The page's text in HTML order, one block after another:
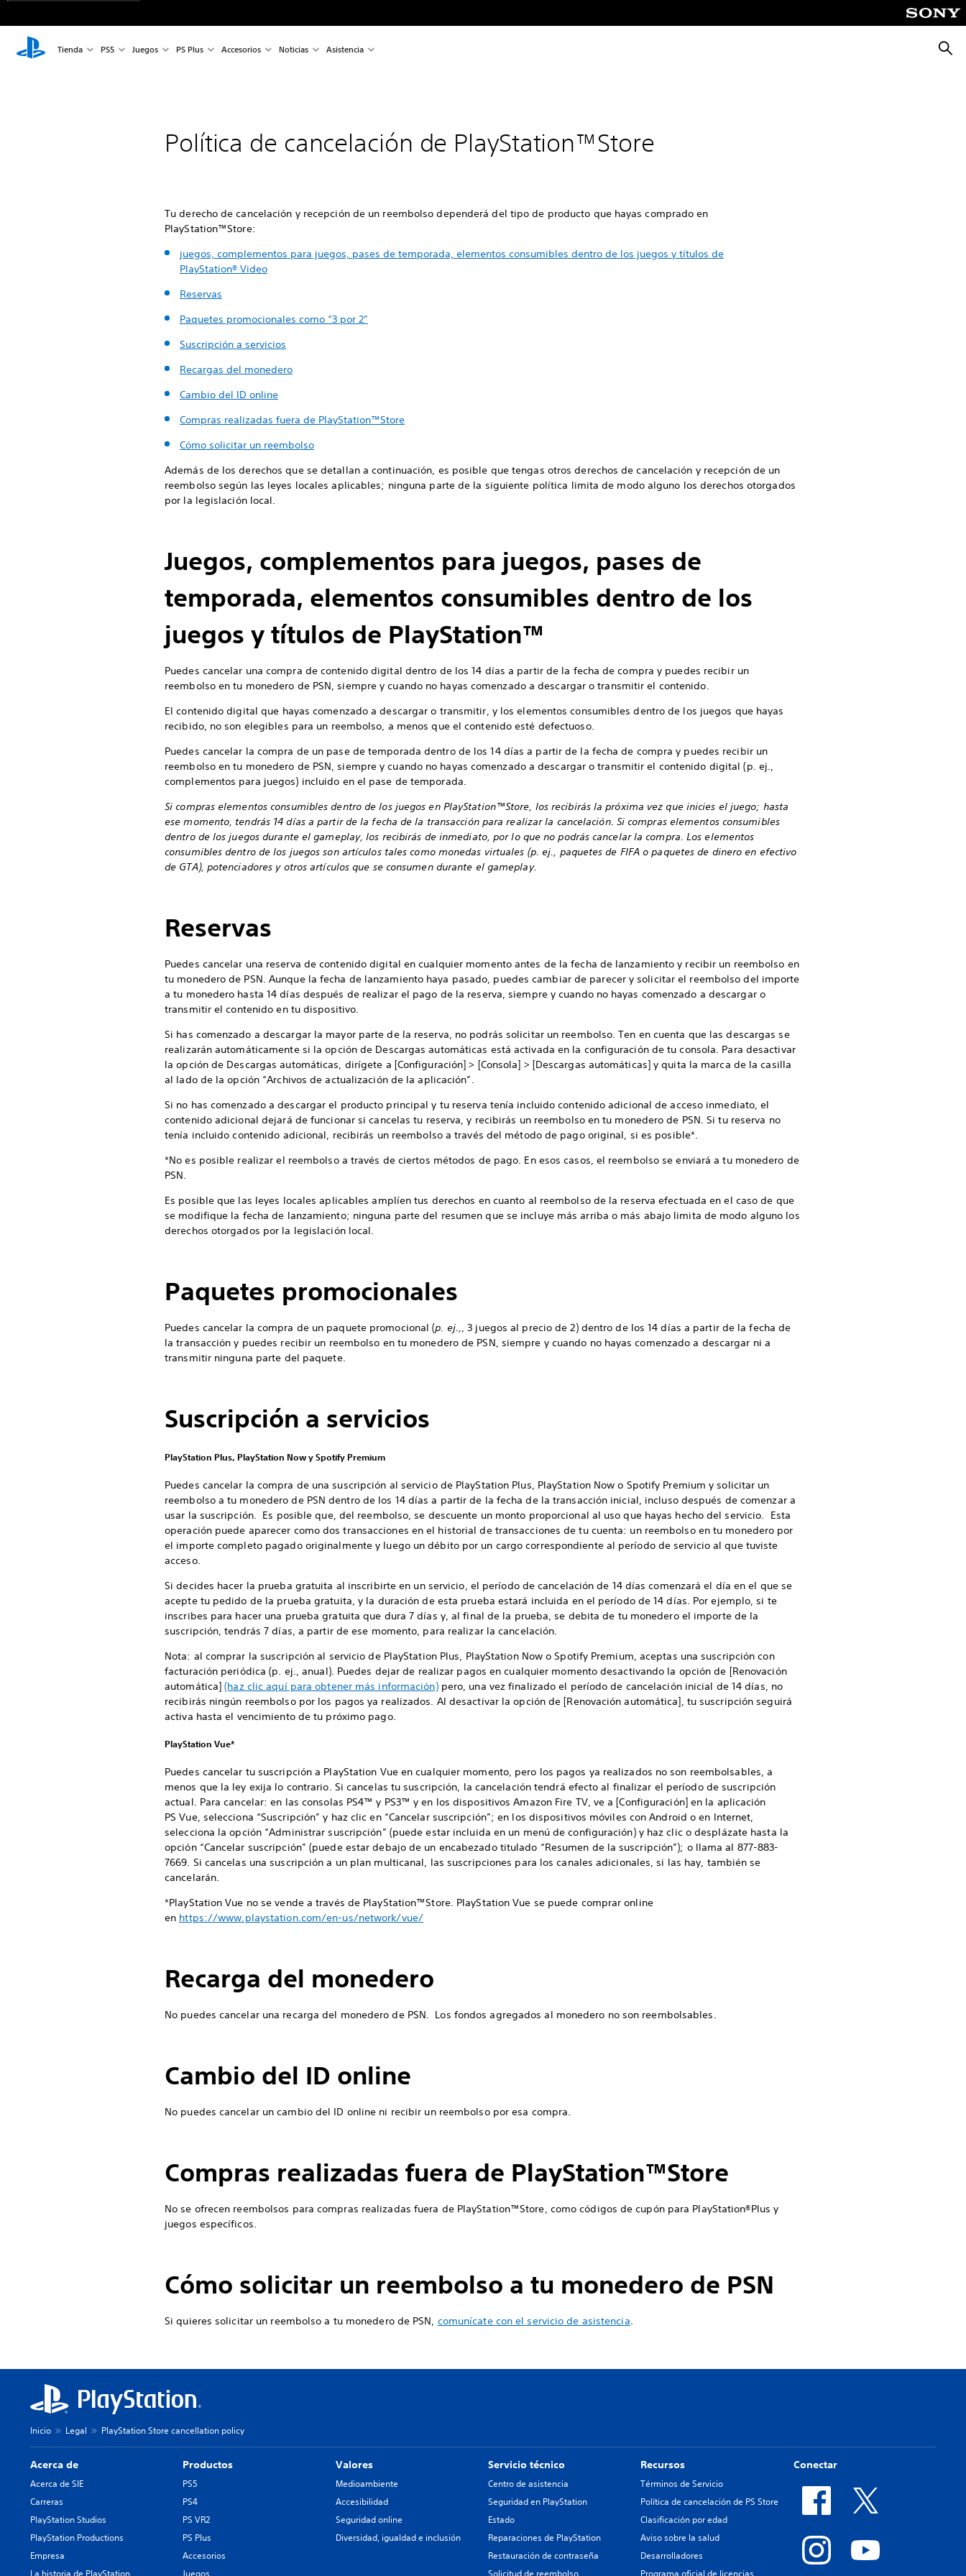
Tienda PS5 Juegos PS Plus Accesorios Noticias Asistencia
Política de cancelación de PlayStation™Store
Tu derecho de cancelación y recepción de un reembolso dependerá del tipo de producto que hayas comprado en
PlayStation™Store:
juegos, complementos para juegos, pases de temporada, elementos consumibles dentro de los juegos y títulos de
PlayStation® Video
Reservas
Paquetes promocionales como “3 por 2”
Suscripción a servicios
Recargas del monedero
Cambio del ID online
Compras realizadas fuera de PlayStation™Store
Cómo solicitar un reembolso
Además de los derechos que se detallan a continuación, es posible que tengas otros derechos de cancelación y recepción de un
reembolso según las leyes locales aplicables; ninguna parte de la siguiente política limita de modo alguno los derechos otorgados
por la legislación local.
Juegos, complementos para juegos, pases de
temporada, elementos consumibles dentro de los
juegos y títulos de PlayStation™
Puedes cancelar una compra de contenido digital dentro de los 14 días a partir de la fecha de compra y puedes recibir un
reembolso en tu monedero de PSN, siempre y cuando no hayas comenzado a descargar o transmitir el contenido.
El contenido digital que hayas comenzado a descargar o transmitir, y los elementos consumibles dentro de los juegos que hayas
recibido, no son elegibles para un reembolso, a menos que el contenido esté defectuoso.
Puedes cancelar la compra de un pase de temporada dentro de los 14 días a partir de la fecha de compra y puedes recibir un
reembolso en tu monedero de PSN, siempre y cuando no hayas comenzado a descargar o transmitir el contenido digital (p. ej.,
complementos para juegos) incluido en el pase de temporada.
Si compras elementos consumibles dentro de los juegos en PlayStation™Store, los recibirás la próxima vez que inicies el juego; hasta
ese momento, tendrás 14 días a partir de la fecha de la transacción para realizar la cancelación. Si compras elementos consumibles
dentro de los juegos durante el gameplay, los recibirás de inmediato, por lo que no podrás cancelar la compra. Los elementos
consumibles dentro de los juegos son artículos tales como monedas virtuales (p. ej., paquetes de FIFA o paquetes de dinero en efectivo
de GTA), potenciadores y otros artículos que se consumen durante el gameplay.
Reservas
Puedes cancelar una reserva de contenido digital en cualquier momento antes de la fecha de lanzamiento y recibir un reembolso en
tu monedero de PSN. Aunque la fecha de lanzamiento haya pasado, puedes cambiar de parecer y solicitar el reembolso del importe
a tu monedero hasta 14 días después de realizar el pago de la reserva, siempre y cuando no hayas comenzado a descargar o
transmitir el contenido en tu dispositivo.
Si has comenzado a descargar la mayor parte de la reserva, no podrás solicitar un reembolso. Ten en cuenta que las descargas se
realizarán automáticamente si la opción de Descargas automáticas está activada en la configuración de tu consola. Para desactivar
la opción de Descargas automáticas, dirígete a [Configuración] > [Consola] > [Descargas automáticas] y quita la marca de la casilla
al lado de la opción “Archivos de actualización de la aplicación”.
Si no has comenzado a descargar el producto principal y tu reserva tenía incluido contenido adicional de acceso inmediato, el
contenido adicional dejará de funcionar si cancelas tu reserva, y recibirás un reembolso en tu monedero de PSN. Si tu reserva no
tenía incluido contenido adicional, recibirás un reembolso a través del método de pago original, si es posible*.
*No es posible realizar el reembolso a través de ciertos métodos de pago. En esos casos, el reembolso se enviará a tu monedero de
PSN.
Es posible que las leyes locales aplicables amplíen tus derechos en cuanto al reembolso de la reserva efectuada en el caso de que
se modifique la fecha de lanzamiento; ninguna parte del resumen que se incluye más arriba o más abajo limita de modo alguno los
derechos otorgados por la legislación local.
Paquetes promocionales
Puedes cancelar la compra de un paquete promocional (p. ej.,, 3 juegos al precio de 2) dentro de los 14 días a partir de la fecha de
la transacción y puedes recibir un reembolso en tu monedero de PSN, siempre y cuando no hayas comenzado a descargar ni a
transmitir ninguna parte del paquete.
Suscripción a servicios
PlayStation Plus, PlayStation Now y Spotify Premium
Puedes cancelar la compra de una suscripción al servicio de PlayStation Plus, PlayStation Now o Spotify Premium y solicitar un
reembolso a tu monedero de PSN dentro de los 14 días a partir de la fecha de la transacción inicial, incluso después de comenzar a
usar la suscripción. Es posible que, del reembolso, se descuente un monto proporcional al uso que hayas hecho del servicio. Esta
operación puede aparecer como dos transacciones en el historial de transacciones de tu cuenta: un reembolso en tu monedero por
el importe completo pagado originalmente y luego un débito por un cargo correspondiente al período de servicio al que tuviste
acceso.
Si decides hacer la prueba gratuita al inscribirte en un servicio, el período de cancelación de 14 días comenzará el día en el que se
acepte tu pedido de la prueba gratuita, y la duración de esta prueba estará incluida en el período de 14 días. Por ejemplo, si te
inscribes para hacer una prueba gratuita que dura 7 días y, al final de la prueba, se debita de tu monedero el importe de la
suscripción, tendrás 7 días, a partir de ese momento, para realizar la cancelación.
Nota: al comprar la suscripción al servicio de PlayStation Plus, PlayStation Now o Spotify Premium, aceptas una suscripción con
facturación periódica (p. ej., anual). Puedes dejar de realizar pagos en cualquier momento desactivando la opción de [Renovación
automática](haz clic aquí para obtener más información)pero, una vez finalizado el período de cancelación inicial de 14 días, no
recibirás ningún reembolso por los pagos ya realizados. Al desactivar la opción de [Renovación automática], tu suscripción seguirá
activa hasta el vencimiento de tu próximo pago.
PlayStation Vue*
Puedes cancelar tu suscripción a PlayStation Vue en cualquier momento, pero los pagos ya realizados no son reembolsables, a
menos que la ley exija lo contrario. Si cancelas tu suscripción, la cancelación tendrá efecto al finalizar el período de suscripción
actual. Para cancelar: en las consolas PS4™ y PS3™ y en los dispositivos Amazon Fire TV, ve a [Configuración] en la aplicación
PS Vue, selecciona “Suscripción” y haz clic en “Cancelar suscripción”; en los dispositivos móviles con Android o en Internet,
selecciona la opción “Administrar suscripción” (puede estar incluida en un menú de configuración) y haz clic o desplázate hasta la
opción “Cancelar suscripción” (puede estar debajo de un encabezado titulado “Resumen de la suscripción”); o llama al 877-883-
7669. Si cancelas una suscripción a un plan multicanal, las suscripciones para los canales adicionales, si las hay, también se
cancelarán.
*PlayStation Vue no se vende a través de PlayStation™Store. PlayStation Vue se puede comprar online
en https://www.playstation.com/en-us/network/vue/
Recarga del monedero
No puedes cancelar una recarga del monedero de PSN. Los fondos agregados al monedero no son reembolsables.
Cambio del ID online
No puedes cancelar un cambio del ID online ni recibir un reembolso por esa compra.
Compras realizadas fuera de PlayStation™Store
No se ofrecen reembolsos para compras realizadas fuera de PlayStation™Store, como códigos de cupón para PlayStation®Plus y
juegos específicos.
Cómo solicitar un reembolso a tu monedero de PSN
Si quieres solicitar un reembolso a tu monedero de PSN, comunícate con el servicio de asistencia
Inicio Legal PlayStation Store cancellation policy
Acerca de
Acerca de SIE
Carreras
PlayStation Studios
PlayStation Productions
Empresa
La historia de PlayStation
Productos
PS5
PS4
PS VR2
PS Plus
Accesorios
Juegos
Valores
Medioambiente
Accesibilidad
Seguridad online
Diversidad, igualdad e inclusión
Servicio técnico
Centro de asistencia
Seguridad en PlayStation
Estado
Reparaciones de PlayStation
Restauración de contraseña
Solicitud de reembolso
Recursos
Términos de Servicio
Política de cancelación de PS Store
Clasificación por edad
Aviso sobre la salud
Desarrolladores
Programa oficial de licencias
Conectar